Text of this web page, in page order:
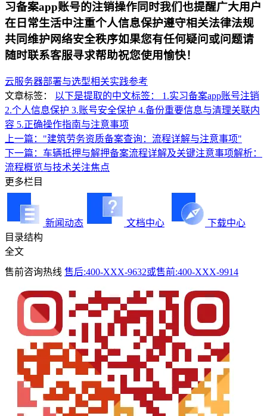
习备案app账号的注销操作同时我们也提醒广大用户
在日常生活中注重个人信息保护遵守相关法律法规
共同维护网络安全秩序如果您有任何疑问或问题请
随时联系客服寻求帮助祝您使用愉快！
云服务器部署与选型相关实践参考
文章标签：
以下是提取的中文标签： 1.实习备案app账号注销
2.个人信息保护 3.账号安全保护 4.备份重要信息与清理关联内
容 5.正确操作指南与注意事项
上一篇："建筑劳务资质备案查询：流程详解与注意事项"
下一篇：车辆抵押与解押备案流程详解及关键注意事项解析：
流程概览与技术关注焦点
更多栏目
新闻动态 文档中心
下载中心
目录结构
全文
售前咨询热线 售后:400-XXX-9632或售前:400-XXX-9914